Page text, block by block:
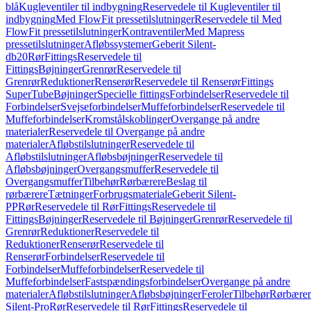
blåKugleventiler til indbygningReservedele til Kugleventiler til
indbygningMed FlowFit pressetilslutningerReservedele til Med
FlowFit pressetilslutningerKontraventilerMed Mapress
pressetilslutningerAfløbssystemerGeberit Silent-
db20RørFittingsReservedele til
FittingsBøjningerGrenrørReservedele til
GrenrørReduktionerRenserørReservedele til RenserørFittings
SuperTubeBøjningerSpecielle fittingsForbindelserReservedele til
ForbindelserSvejseforbindelserMuffeforbindelserReservedele til
MuffeforbindelserKromstålskoblingerOvergange på andre
materialerReservedele til Overgange på andre
materialerAfløbstilslutningerReservedele til
AfløbstilslutningerAfløbsbøjningerReservedele til
AfløbsbøjningerOvergangsmufferReservedele til
OvergangsmufferTilbehørRørbærereBeslag til
rørbærereTætningerForbrugsmaterialeGeberit Silent-
PPRørReservedele til RørFittingsReservedele til
FittingsBøjningerReservedele til BøjningerGrenrørReservedele til
GrenrørReduktionerReservedele til
ReduktionerRenserørReservedele til
RenserørForbindelserReservedele til
ForbindelserMuffeforbindelserReservedele til
MuffeforbindelserFastspændingsforbindelserOvergange på andre
materialerAfløbstilslutningerAfløbsbøjningerFerolerTilbehør
Silent-ProRørReservedele til RørFittingsReservedele til